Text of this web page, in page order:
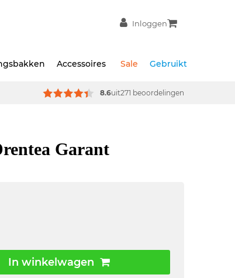
Inloggen
Accessoires Sale Gebruikt
8.6uit271 beoordelingen
Garant
In winkelwagen